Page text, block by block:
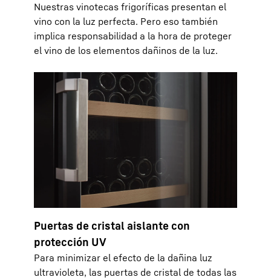
Nuestras vinotecas frigoríficas presentan el
vino con la luz perfecta. Pero eso también
implica responsabilidad a la hora de proteger
el vino de los elementos dañinos de la luz.
Puertas de cristal aislante con
protección UV
Para minimizar el efecto de la dañina luz
ultravioleta, las puertas de cristal de todas las